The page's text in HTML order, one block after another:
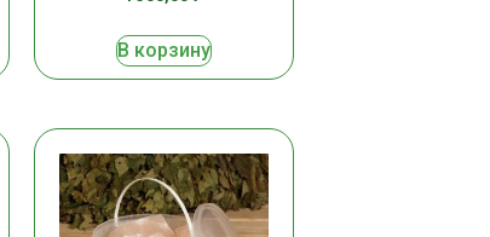
В корзину